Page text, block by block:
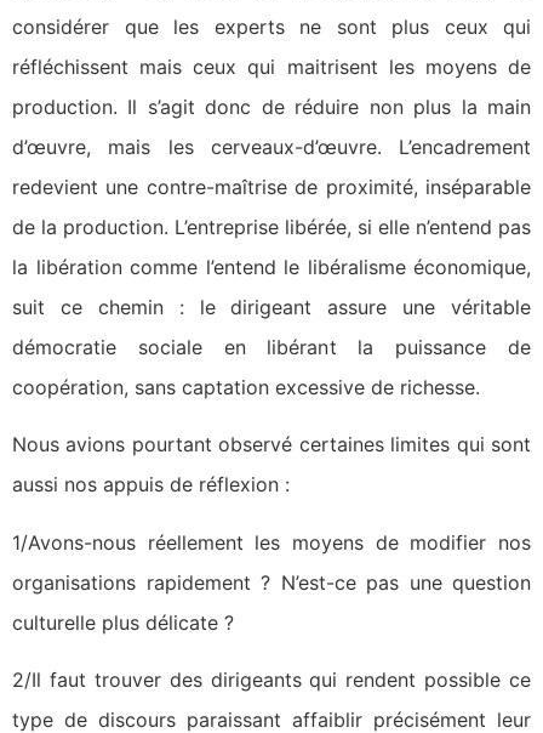
considérer que les experts ne sont plus ceux qui
réfléchissent mais ceux qui maitrisent les moyens de
production. Il s’agit donc de réduire non plus la main
d’œuvre, mais les cerveaux-d’œuvre. L’encadrement
redevient une contre-maîtrise de proximité, inséparable
de la production. L’entreprise libérée, si elle n’entend pas
la libération comme l’entend le libéralisme économique,
suit ce chemin : le dirigeant assure une véritable
démocratie sociale en libérant la puissance de
coopération, sans captation excessive de richesse.
Nous avions pourtant observé certaines limites qui sont
aussi nos appuis de réflexion :
1/Avons-nous réellement les moyens de modifier nos
organisations rapidement ? N’est-ce pas une question
culturelle plus délicate ?
2/Il faut trouver des dirigeants qui rendent possible ce
type de discours paraissant affaiblir précisément leur